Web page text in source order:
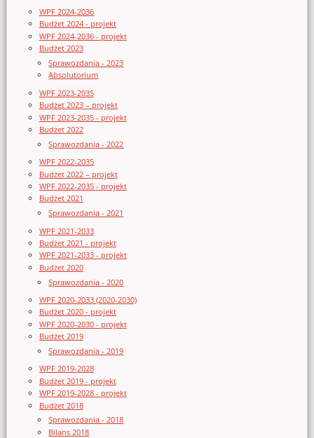
WPF 2024-2036
Budżet 2024 - projekt
WPF 2024-2036 - projekt
Budżet 2023
Sprawozdania - 2023
Absolutorium
WPF 2023-2035
Budżet 2023 – projekt
WPF 2023-2035 - projekt
Budżet 2022
Sprawozdania - 2022
WPF 2022-2035
Budżet 2022 – projekt
WPF 2022-2035 - projekt
Budżet 2021
Sprawozdania - 2021
WPF 2021-2033
Budżet 2021 - projekt
WPF 2021-2033 - projekt
Budżet 2020
Sprawozdania - 2020
WPF 2020-2033 (2020-2030)
Budżet 2020 - projekt
WPF 2020-2030 - projekt
Budżet 2019
Sprawozdania - 2019
WPF 2019-2028
Budżet 2019 - projekt
WPF 2019-2028 - projekt
Budżet 2018
Sprawozdania - 2018
Bilans 2018